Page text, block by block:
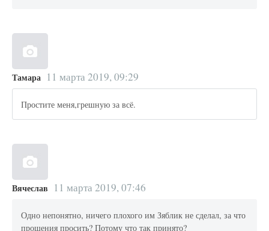
Тамара 11 марта 2019, 09:29
Простите меня,грешную за всё.
Вячеслав 11 марта 2019, 07:46
Одно непонятно, ничего плохого им Зяблик не сделал, за что
прощения просить? Потому что так принято?